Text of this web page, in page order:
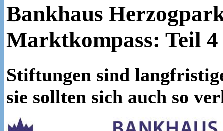
Bankhaus
Marktkompass: Teil 4
Stiftungen sind
sie sollten sich auch so